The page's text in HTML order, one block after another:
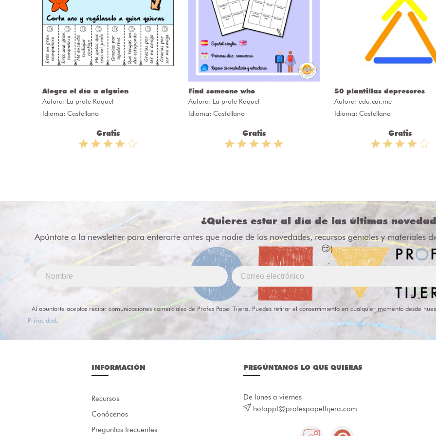
Alegra el día a alguien
Autora: La profe Raquel
Idioma: Castellano
Gratis
Find someone who
Autora: La profe Raquel
Idioma: Castellano
Gratis
50 plantillas depresores
Autora: edu.car.me
Idioma: Castellano
Gratis
¿Quieres estar al día de las últimas
Apúntate a la newsletter para enterarte antes que nadie de las novedades, recursos geniales y materiales
😏)
Al apuntarte aceptas recibir comunicaciones comerciales de Profes Papel Tijera. Puedes retirar el consentimiento en cualquier momento desde
Privacidad.
INFORMACIÓN
Recursos
Conócenos
Preguntas frecuentes
PREGÚNTANOS LO QUE QUIERAS
De lunes a viernes
holappt@profespapeltijera.com